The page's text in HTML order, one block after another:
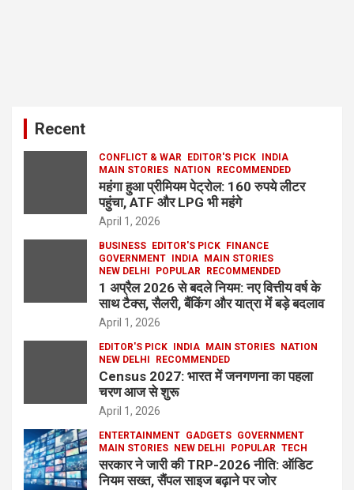
Recent
CONFLICT & WAR EDITOR'S PICK
INDIA
MAIN STORIES
NATION RECOMMENDED
महंगा हुआ प्रीमियम पेट्रोल: 160 रुपये लीटर
पहुंचा, ATF और LPG भी महंगे
April 1, 2026
BUSINESS EDITOR'S PICK
FINANCE
GOVERNMENT
INDIA
MAIN STORIES
NEW DELHI
POPULAR RECOMMENDED
1 अप्रैल 2026 से बदले नियम: नए वित्तीय वर्ष के
साथ टैक्स, सैलरी, बैंकिंग और यात्रा में बड़े बदलाव
April 1, 2026
EDITOR'S PICK INDIA MAIN STORIES
NATION
NEW DELHI
RECOMMENDED
Census 2027: भारत में जनगणना का पहला
चरण आज से शुरू
April 1, 2026
ENTERTAINMENT GADGETS GOVERNMENT
MAIN STORIES
NEW DELHI POPULAR TECH
सरकार ने जारी की TRP-2026 नीति: ऑडिट
नियम सख्त, सैंपल साइज बढ़ाने पर जोर